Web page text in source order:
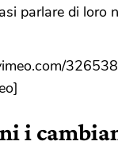
parlare di loro
i